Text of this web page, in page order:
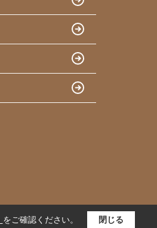
をご確認ください。 閉じる